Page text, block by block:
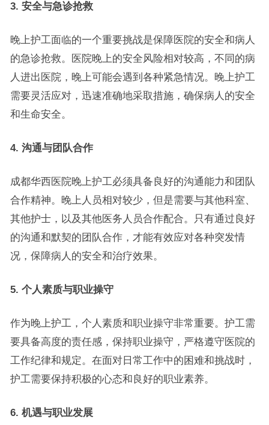
3. 安全与急诊抢救
晚上护工面临的一个重要挑战是保障医院的安全和病人
的急诊抢救。医院晚上的安全风险相对较高，不同的病
人进出医院，晚上可能会遇到各种紧急情况。晚上护工
需要灵活应对，迅速准确地采取措施，确保病人的安全
和生命安全。
4. 沟通与团队合作
成都华西医院晚上护工必须具备良好的沟通能力和团队
合作精神。晚上人员相对较少，但是需要与其他科室、
其他护士，以及其他医务人员合作配合。只有通过良好
的沟通和默契的团队合作，才能有效应对各种突发情
况，保障病人的安全和治疗效果。
5. 个人素质与职业操守
作为晚上护工，个人素质和职业操守非常重要。护工需
要具备高度的责任感，保持职业操守，严格遵守医院的
工作纪律和规定。在面对日常工作中的困难和挑战时，
护工需要保持积极的心态和良好的职业素养。
6. 机遇与职业发展